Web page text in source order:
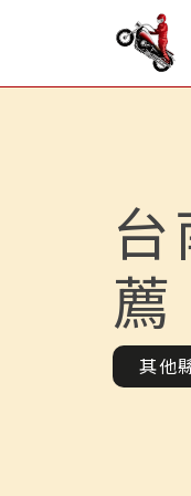
薦
其他